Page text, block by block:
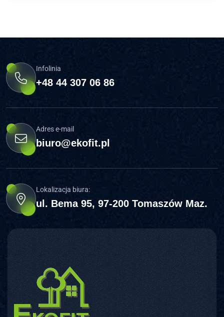
Infolinia
+48 44 307 06 86
Adres e-mail
biuro@ekofit.pl
Lokalizacja biura:
ul. Bema 95, 97-200 Tomaszów Maz.